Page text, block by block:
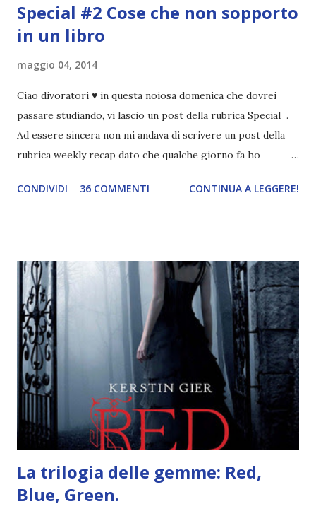
Special #2 Cose che non sopporto
in un libro
maggio 04, 2014
Ciao divoratori ♥ in questa noiosa domenica che dovrei
passare studiando, vi lascio un post della rubrica Special .
Ad essere sincera non mi andava di scrivere un post della
rubrica weekly recap dato che qualche giorno fa ho
troppo creare un nuovo banner xD Nella puntata di oggi vi
di dire in un libro? Ad esempio, i capelli arruffati . TUTTI I
RAGAZZI nei libri hanno i capelli arruffati. Vabbè, c'è crisi, il
pettine costa. Dovrei regalarglielo io uno. O magari del gel.
Fatto sta che nella realtà i ragazzi con i capelli così
sembrano degli scappati di casa. Ah, poi ci sono le ciocche
ribelli. Che monelli, che trasgry. Oppure tutti i personaggi
dei libri sono dei grandi lettori, fatto sta che io non ho mai
trovato una scena in ...
CONDIVIDI 36 COMMENTI CONTINUA A LEGGERE!
La trilogia delle gemme: Red,
Blue, Green.